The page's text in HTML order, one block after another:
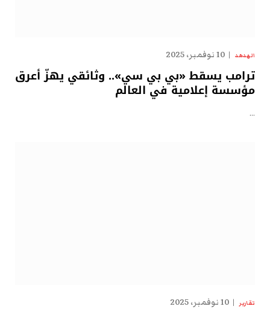
الهدهد 10 نوفمبر، 2025
ترامب يسقط «بي بي سي».. وثائقي يهزّ أعرق
مؤسسة إعلامية في العالم
…
تقارير 10 نوفمبر، 2025